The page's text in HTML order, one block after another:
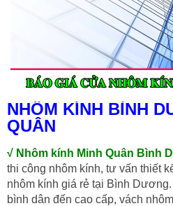
NHÔM KÍNH BÌNH
QUÂN
√ Nhôm kính Minh Quân Bình
thi công nhôm kính, tư vấn thiết
nhôm kính giá rẻ tại Bình
bình dân đến cao cấp, vách